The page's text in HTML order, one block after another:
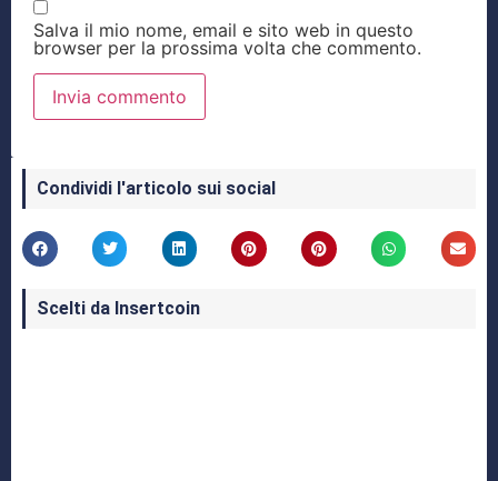
Salva il mio nome, email e sito web in questo
browser per la prossima volta che commento.
Condividi l'articolo sui social
Scelti da Insertcoin